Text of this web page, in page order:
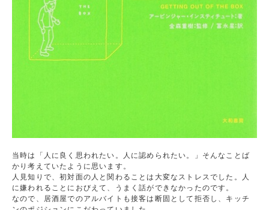
当時は「人に良く思われたい。人に認められたい。」そんなことば
かり考えていたように思います。
人見知りで、初対面の人と関わることは大変なストレスでした。人
に嫌われることにおびえて、うまく話ができなかったのです。
なので、居酒屋でのアルバイトも接客は断固として拒否し、キッチ